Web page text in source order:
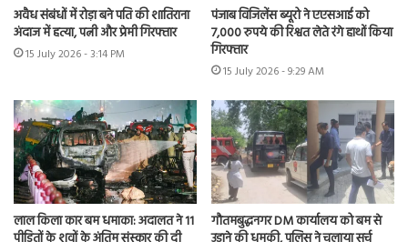
अवैध संबंधों में रोड़ा बने पति की शातिराना
अंदाज में हत्या, पत्नी और प्रेमी गिरफ्तार
15 July 2026 - 3:14 PM
पंजाब विजिलेंस ब्यूरो ने एएसआई को
7,000 रुपये की रिश्वत लेते रंगे हाथों किया
गिरफ्तार
15 July 2026 - 9:29 AM
लाल किला कार बम धमाका: अदालत ने 11
गौतमबुद्धनगर DM कार्यालय को बम से